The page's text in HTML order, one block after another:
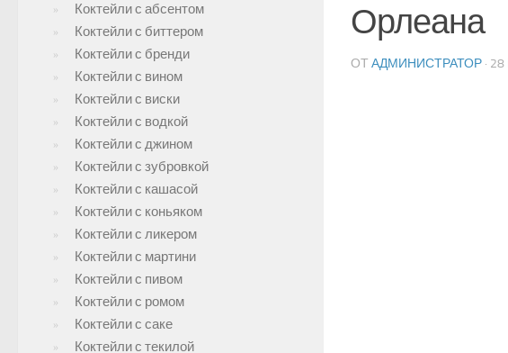
Орлеана
ОТ АДМИНИСТРАТОР ·
Коктейли с абсентом
Коктейли с биттером
Коктейли с бренди
Коктейли с вином
Коктейли с виски
Коктейли с водкой
Коктейли с джином
Коктейли с зубровкой
Коктейли с кашасой
Коктейли с коньяком
Коктейли с ликером
Коктейли с мартини
Коктейли с пивом
Коктейли с ромом
Коктейли с саке
Коктейли с текилой